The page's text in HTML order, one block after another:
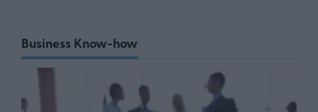
Business Know-how